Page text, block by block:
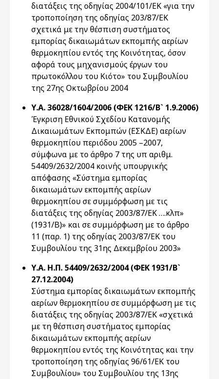
διατάξεις της οδηγίας 2004/101/ΕΚ «για την
τροποποίηση της οδηγίας 203/87/ΕΚ
σχετικά με την θέσπιση συστήματος
εμπορίας δικαιωμάτων εκπομπής αερίων
θερμοκηπίου εντός της Κοινότητας, όσον
αφορά τους μηχανισμούς έργων του
πρωτοκόλλου του Κιότο» του Συμβουλίου
της 27ης Οκτωβρίου 2004
Υ.Α. 36028/1604/2006 (ΦΕΚ 1216/Β` 1.9.2006)
Έγκριση Εθνικού Σχεδίου Κατανομής
Δικαιωμάτων Εκπομπών (ΕΣΚΔΕ) αερίων
θερμοκηπίου περιόδου 2005 –2007,
σύμφωνα με το άρθρο 7 της υπ αριθμ.
54409/2632/2004 κοινής υπουργικής
απόφασης «Σύστημα εμπορίας
δικαιωμάτων εκπομπής αερίων
θερμοκηπίου σε συμμόρφωση με τις
διατάξεις της οδηγίας 2003/87/ΕΚ ….κλπ»
(1931/Β)» και σε συμμόρφωση με το άρθρο
11 (παρ. 1) της οδηγίας 2003/87/ΕΚ του
Συμβουλίου της 31ης Δεκεμβρίου 2003»
Υ.Α. Η.Π. 54409/2632/2004 (ΦΕΚ 1931/Β`
27.12.2004)
Σύστημα εμπορίας δικαιωμάτων εκπομπής
αερίων θερμοκηπίου σε συμμόρφωση με τις
διατάξεις της οδηγίας 2003/87/ΕΚ «σχετικά
με τη θέσπιση συστήματος εμπορίας
δικαιωμάτων εκπομπής αερίων
θερμοκηπίου εντός της Κοινότητας και την
τροποποίηση της οδηγίας 96/61/ΕΚ του
Συμβουλίου» του Συμβουλίου της 13ης